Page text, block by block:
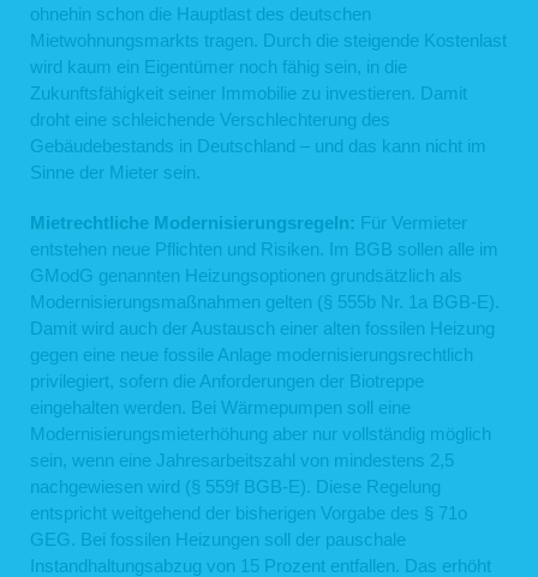
ohnehin schon die Hauptlast des deutschen
Mietwohnungsmarkts tragen. Durch die steigende Kostenlast
wird kaum ein Eigentümer noch fähig sein, in die
Zukunftsfähigkeit seiner Immobilie zu investieren. Damit
droht eine schleichende Verschlechterung des
Gebäudebestands in Deutschland – und das kann nicht im
Sinne der Mieter sein.
Mietrechtliche Modernisierungsregeln: Für Vermieter
entstehen neue Pflichten und Risiken. Im BGB sollen alle im
GModG genannten Heizungsoptionen grundsätzlich als
Modernisierungsmaßnahmen gelten (§ 555b Nr. 1a BGB-E).
Damit wird auch der Austausch einer alten fossilen Heizung
gegen eine neue fossile Anlage modernisierungsrechtlich
privilegiert, sofern die Anforderungen der Biotreppe
eingehalten werden. Bei Wärmepumpen soll eine
Modernisierungsmieterhöhung aber nur vollständig möglich
sein, wenn eine Jahresarbeitszahl von mindestens 2,5
nachgewiesen wird (§ 559f BGB-E). Diese Regelung
entspricht weitgehend der bisherigen Vorgabe des § 71o
GEG. Bei fossilen Heizungen soll der pauschale
Instandhaltungsabzug von 15 Prozent entfallen. Das erhöht